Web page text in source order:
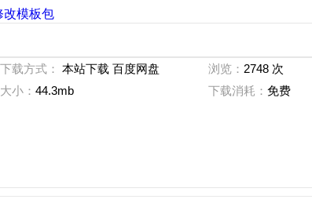
改模板包
下载方式： 本站下载 百度网盘 浏览： 2748 次
大小： 44.3mb 下载消耗： 免费